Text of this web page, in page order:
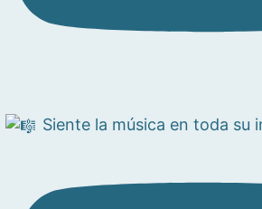
Siente la música en toda su